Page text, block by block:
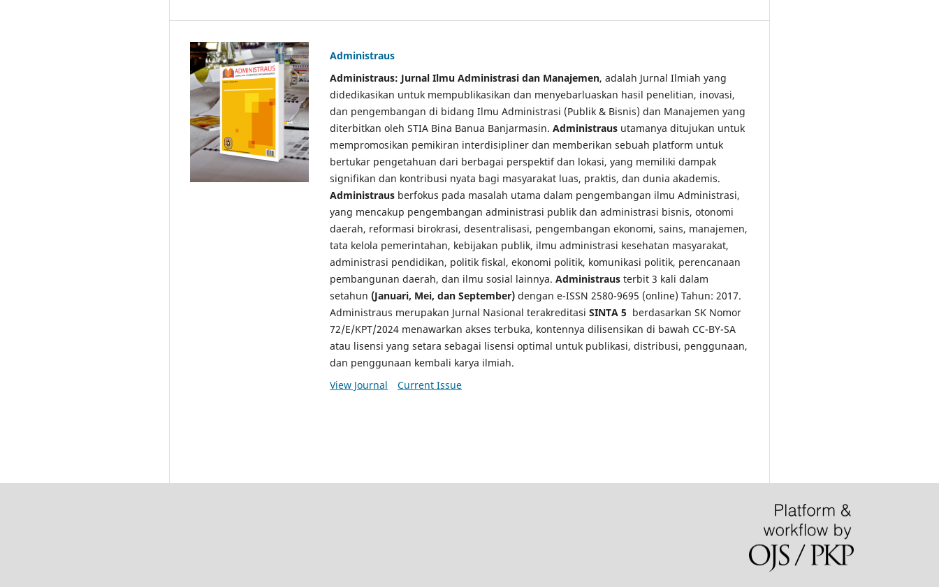
Administraus
Administraus: Jurnal Ilmu Administrasi dan Manajemen, adalah Jurnal Ilmiah yang
didedikasikan untuk mempublikasikan dan menyebarluaskan hasil penelitian, inovasi,
dan pengembangan di bidang Ilmu Administrasi (Publik & Bisnis) dan Manajemen yang
diterbitkan oleh STIA Bina Banua Banjarmasin. Administraus utamanya ditujukan untuk
mempromosikan pemikiran interdisipliner dan memberikan sebuah platform untuk
bertukar pengetahuan dari berbagai perspektif dan lokasi, yang memiliki dampak
signifikan dan kontribusi nyata bagi masyarakat luas, praktis, dan dunia akademis.
Administraus berfokus pada masalah utama dalam pengembangan ilmu Administrasi,
yang mencakup pengembangan administrasi publik dan administrasi bisnis, otonomi
daerah, reformasi birokrasi, desentralisasi, pengembangan ekonomi, sains, manajemen,
tata kelola pemerintahan, kebijakan publik, ilmu administrasi kesehatan masyarakat,
administrasi pendidikan, politik fiskal, ekonomi politik, komunikasi politik, perencanaan
pembangunan daerah, dan ilmu sosial lainnya. Administraus terbit 3 kali dalam
setahun (Januari, Mei, dan September) dengan e-ISSN 2580-9695 (online) Tahun: 2017.
Administraus merupakan Jurnal Nasional terakreditasi SINTA 5 berdasarkan SK Nomor
72/E/KPT/2024 menawarkan akses terbuka, kontennya dilisensikan di bawah CC-BY-SA
atau lisensi yang setara sebagai lisensi optimal untuk publikasi, distribusi, penggunaan,
dan penggunaan kembali karya ilmiah.
View Journal
Current Issue